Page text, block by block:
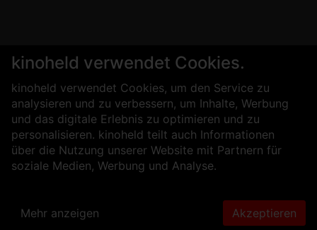
kinoheld verwendet Cookies.
kinoheld verwendet Cookies, um den Service zu
analysieren und zu verbessern, um Inhalte, Werbung
und das digitale Erlebnis zu optimieren und zu
personalisieren. kinoheld teilt auch Informationen
über die Nutzung unserer Website mit Partnern für
soziale Medien, Werbung und Analyse.
Mehr anzeigen Akzeptieren